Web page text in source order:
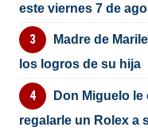
este viernes 7 de
Madre de
los logros de su hija
Don Miguelo le
regalarle un Rolex a